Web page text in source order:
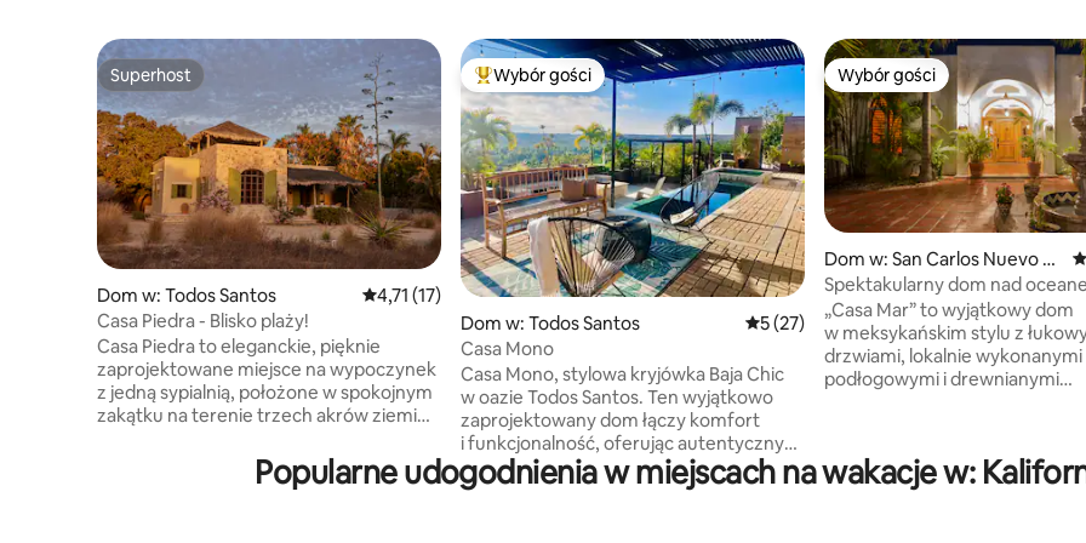
Superhost
Superhost
Dom w: Todos Santos Średnia ocena: 4,71 na 5, liczba recenzji: 17
4,71 (17)
Casa Piedra - Blisko plaży!
Casa Piedra to eleganckie, pięknie
zaprojektowane miejsce na wypoczynek
z jedną sypialnią, położone w spokojnym
zakątku na terenie trzech akrów ziemi
jednej z najpiękniejszych plaż w Meksyku.
W domu znajduje się kuchnia, salon
Najpopularniejsze z kategorii Wybór gości
Wybór gości
Dom w: Todos Santos Średnia ocena: 5 na 5, liczba recenzji: 27
5 (27)
Casa Mono
Casa Mono, stylowa kryjówka Baja Chic
w oazie Todos Santos. Ten wyjątkowo
zaprojektowany dom łączy komfort
i funkcjonalność, oferując autentyczny
pobyt. Ciesz się przestronnymi
przestrzeniami, rozległym oceanem
Wybór gości
Wybór gości
Dom w: San Carlos Nuevo G
uaymas
Spektakularny dom nad
i zachody słońca
„Casa Mar” to wyjątkowy dom
w meksykańskim stylu z
drzwiami, lokalnie wykonanymi
podłogowymi i drewnianymi
dech w piersiach. Wszystkie trzy
sypialnie są wyposażone w duże
Popularne udogodnienia w miejscach na wakacje w: